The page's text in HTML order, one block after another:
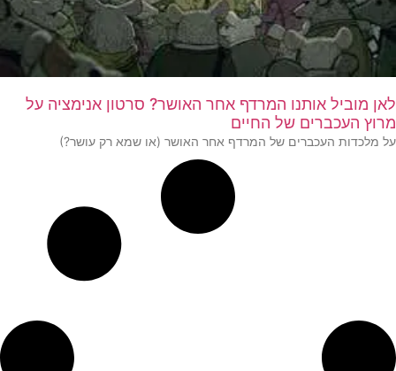
לאן מוביל אותנו המרדף אחר האושר? סרטון אנימציה על
מרוץ העכברים של החיים
על מלכדות העכברים של המרדף אחר האושר (או שמא רק עושר?)